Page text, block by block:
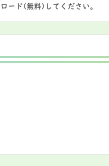
ード(無料)してください。